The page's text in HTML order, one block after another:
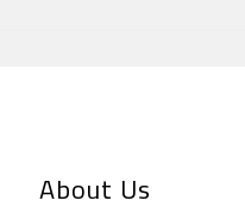
About Us